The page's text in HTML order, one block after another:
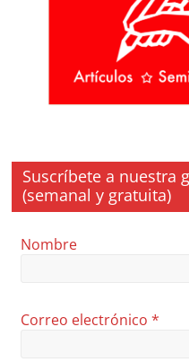
Suscríbete a nuestra
(semanal y gratuita)
Nombre
Correo electrónico*